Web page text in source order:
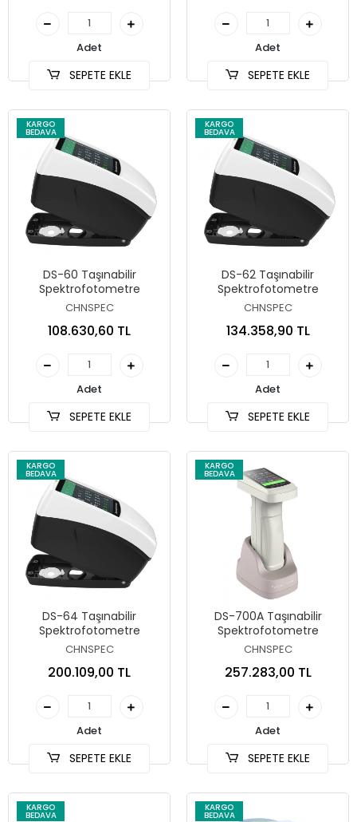
Adet
SEPETE EKLE
Adet
SEPETE EKLE
KARGO
BEDAVA
DS-60 Taşınabilir
Spektrofotometre
CHNSPEC
108.630,60 TL
Adet
SEPETE EKLE
KARGO
BEDAVA
DS-62 Taşınabilir
Spektrofotometre
CHNSPEC
134.358,90 TL
Adet
SEPETE EKLE
KARGO
BEDAVA
DS-64 Taşınabilir
Spektrofotometre
CHNSPEC
200.109,00 TL
Adet
SEPETE EKLE
KARGO
BEDAVA
DS-700A Taşınabilir
Spektrofotometre
CHNSPEC
257.283,00 TL
Adet
SEPETE EKLE
KARGO
BEDAVA
KARGO
BEDAVA